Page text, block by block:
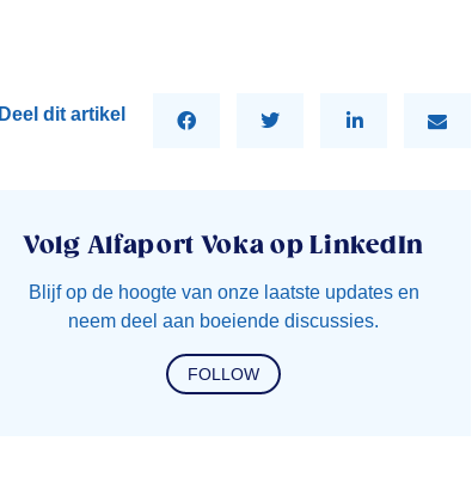
Deel dit artikel
Volg Alfaport Voka op LinkedIn
Blijf op de hoogte van onze laatste updates en
neem deel aan boeiende discussies.
FOLLOW